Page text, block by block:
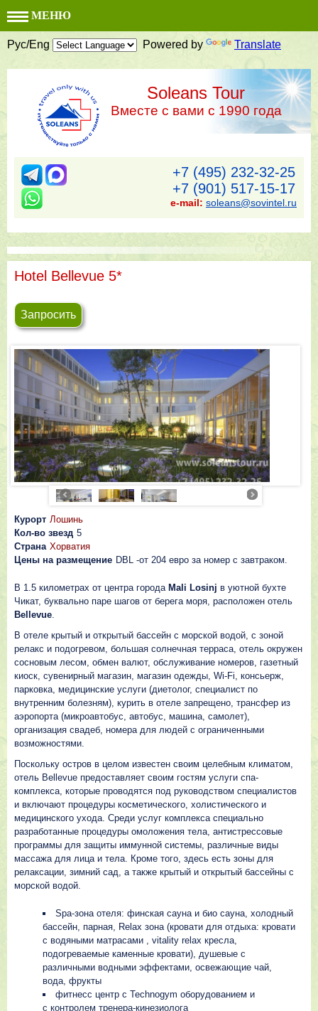
МЕНЮ
Рус/Eng Powered by Translate
Soleans Tour
Вместе с вами с 1990 года
+7 (495) 232-32-25
+7 (901) 517-15-17
e-mail: soleans@sovintel.ru
Hotel Bellevue 5*
Запросить
Курорт Лошинь
Кол-во звезд 5
Страна Хорватия
Цены на размещение DBL -от 204 евро за номер с завтраком.
В 1.5 километрах от центра города Mali Losinj в уютной бухте
Чикат, буквально паре шагов от берега моря, расположен отель
Bellevue.
В отеле крытый и открытый бассейн с морской водой, с зоной
релакс и подогревом, большая солнечная терраса, отель окружен
сосновым лесом, обмен валют, обслуживание номеров, газетный
киоск, сувенирный магазин, магазин одежды, Wi-Fi, консьерж,
парковка, медицинские услуги (диетолог, специалист по
внутренним болезням), курить в отеле запрещено, трансфер из
аэропорта (микроавтобус, автобус, машина, самолет),
организация свадеб, номера для людей с ограниченными
возможностями.
Поскольку остров в целом известен своим целебным климатом,
отель Bellevue предоставляет своим гостям услуги спа-
комплекса, которые проводятся под руководством специалистов
и включают процедуры косметического, холистического и
медицинского ухода. Среди услуг комплекса специально
разработанные процедуры омоложения тела, антистрессовые
программы для защиты иммунной системы, различные виды
массажа для лица и тела. Кроме того, здесь есть зоны для
релаксации, зимний сад, а также крытый и открытый бассейны с
морской водой.
Spa-зона отеля: финская сауна и био сауна, холодный
бассейн, парная, Relax зона (кровати для отдыха: кровати
с водяными матрасами , vitality relax кресла,
подогреваемые каменные кровати), душевые с
различными водными эффектами, освежающие чай,
вода, фрукты
фитнесс центр с Technogym оборудованием и
с контролем тренера-кинезиолога